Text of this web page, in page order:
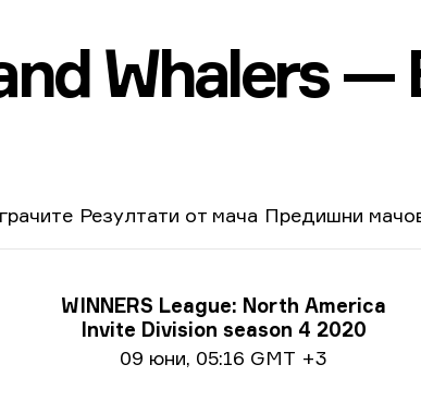
Whalers —
Резултати от мача Предишни
Информация за турнира
WINNERS League: North America
Invite Division season 4 2020
Информация за дата
09 юни, 05:16 GMT +3